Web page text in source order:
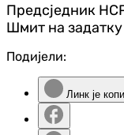
Предсједник
Шмит на задатку
Подијели:
Линк је